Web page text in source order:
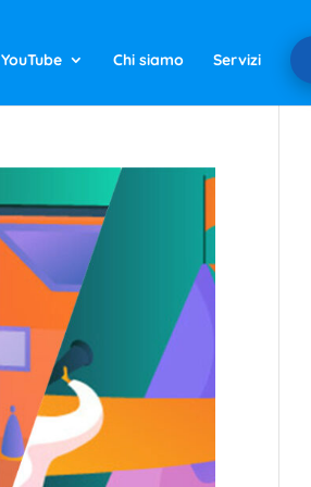
YouTube Chi siamo Servizi